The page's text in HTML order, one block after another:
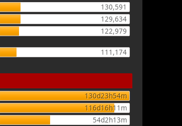
130,591
129,634
122,979
111,174
130d23h54m
116d16h11m
54d2h13m